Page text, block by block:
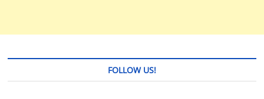
FOLLOW US!